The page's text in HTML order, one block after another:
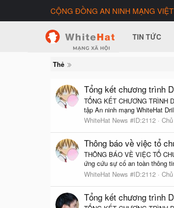
CỘNG ĐỒNG AN NINH MẠNG
TIN TỨC
Thẻ
Tổng kết chương trình
TỔNG KẾT CHƯƠNG TRÌNH
tập An ninh mạng WhiteHat
WhiteHat News #ID:2112
Thông báo về việc tổ
THÔNG BÁO VỀ VIỆC TỔ
ứng cứu sự cố an toàn thông
WhiteHat News #ID:2112
Tổng kết chương trình